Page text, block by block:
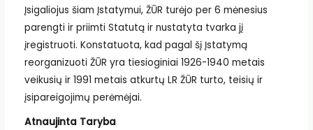
Įsigaliojus šiam Įstatymui, ŽŪR turėjo per 6 mėnesius
parengti ir priimti Statutą ir nustatyta tvarka jį
įregistruoti. Konstatuota, kad pagal šį Įstatymą
reorganizuoti ŽŪR yra tiesioginiai 1926-1940 metais
veikusių ir 1991 metais atkurtų LR ŽŪR turto, teisių ir
įsipareigojimų perėmėjai.
Atnaujinta Taryba